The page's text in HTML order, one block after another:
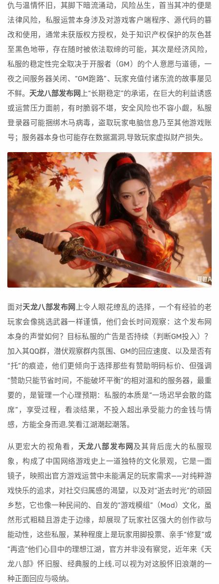
仇与温情怀旧，其脚下暗流涌动，风险丛生，首当其冲的便是
法律风险，私服运营本身涉及对游戏客户端程序、源代码的篡
改和使用，通常未获版权方授权，处于知识产权保护的灰色甚
至黑色地带，存在随时被依法取缔的可能，其次是经济风险，
私服的稳定性完全取决于开服者（GM）的个人意愿与道德，一
夜之间服务器关闭、“GM跑路”、玩家充值付诸东流的故事屡见
不鲜。 天龙八部发布网 上“长期稳定”的承诺，在巨大的利益诱惑
或运营压力面前，有时脆弱不堪，安全风险也不容小觑，私服
登录器可能捆绑木马病毒，盗取玩家电脑信息乃至其他游戏账
号；服务器本身也可能存在数据漏洞,导致玩家虚拟财产损失。
面对天龙八部发布网 上令人眼花缭乱的选择，一个有经验的老
玩家会像挑选武器一样谨慎，他们会长时间观察：这个发布网
本身的声誉如何？目标私服的广告是否持续（判断GM投入）？
加入其QQ群，潜伏观察群内氛围、GM的回应速度、以及是否有
“托”的痕迹，他们更倾向于选择那些有赞助明码标价、但强调
“赞助只能节省时间，不能破坏平衡”的相对温和的服务器，最重
要的，是管理一个心理预期：私服的本质是“一场迟早会散的筵
席”，享受过程，看淡结果，不投入超出承受能力的金钱与情
感，方能全身而退,笑看江湖潮起潮落。
从更宏大的视角看， 天龙八部发布网 及其背后庞大的私服现
象，构成了中国网络游戏史上一道独特的文化景观，它是一面
镜子，映照出官方游戏运营中未能满足的玩家需求——对纯粹游
戏快乐的追求，对社交归属感的渴望，以及对“逝去时光”的顽固
乡愁，它也像一种民间的、自发的“游戏模组”（Mod）文化，虽
然形式粗糙且游走于边缘，却展现了玩家社区强大的创作欲与
能动性，这些私服，某种程度上是玩家用脚投票、亲手“修复”或
“再造”他们心目中的理想江湖，官方并非没有察觉，近年来《天
龙八部》怀旧服、经典服的上线,可以视为对这股怀旧浪潮的一
种正面回应与吸纳。